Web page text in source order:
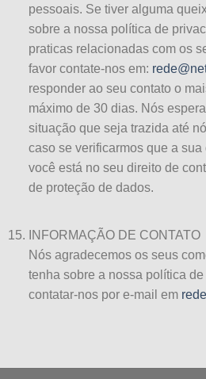
pessoais. Se tiver alguma
sobre a nossa política de
praticas relacionadas com os
favor contate-nos em:
responder ao seu contato o
máximo de 30 dias. Nós
situação que seja trazida até
caso se verificarmos que a
você está no seu direito de
de proteção de dados.
INFORMAÇÃO DE CONTATO
Nós agradecemos os seus
tenha sobre a nossa política
contatar-nos por e-mail em